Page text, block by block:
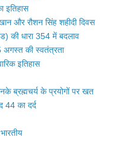
इतिहास
और रौशन सिंह शहीदी दिवस
की धारा 354 में बदलाव
की स्वतंत्रता
इतिहास
ब्रह्मचर्य के प्रयोगों पर खत
44 का दर्द